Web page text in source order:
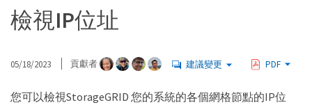
檢視IP位址
05/18/2023 貢獻者 建議變更 PDF
您可以檢視StorageGRID 您的系統的各個網格節點的IP位